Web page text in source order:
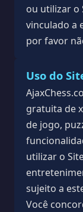
ou utilizar o
vinculado a
por favor
Uso do
gratuita de
de jogo,
utilizar o
sujeito a
Você